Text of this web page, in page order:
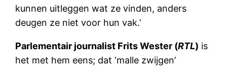
kunnen uitleggen wat ze vinden, anders
deugen ze niet voor hun vak.’
Parlementair journalist Frits Wester (RTL) is
het met hem eens; dat ‘malle zwijgen’